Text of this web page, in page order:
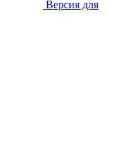
Версия для